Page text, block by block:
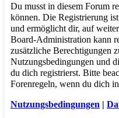
Du musst in diesem Forum
können. Die Registrierung
und ermöglicht dir, auf
Board-Administration kann
zusätzliche Berechtigungen
Nutzungsbedingungen und
du dich registrierst. Bitte
Forenregeln, wenn du dich
Nutzungsbedingungen |